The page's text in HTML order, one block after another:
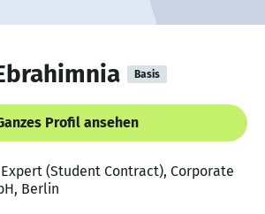
Basis
Profil ansehen
Expert (Student Contract), Corporate
Berlin